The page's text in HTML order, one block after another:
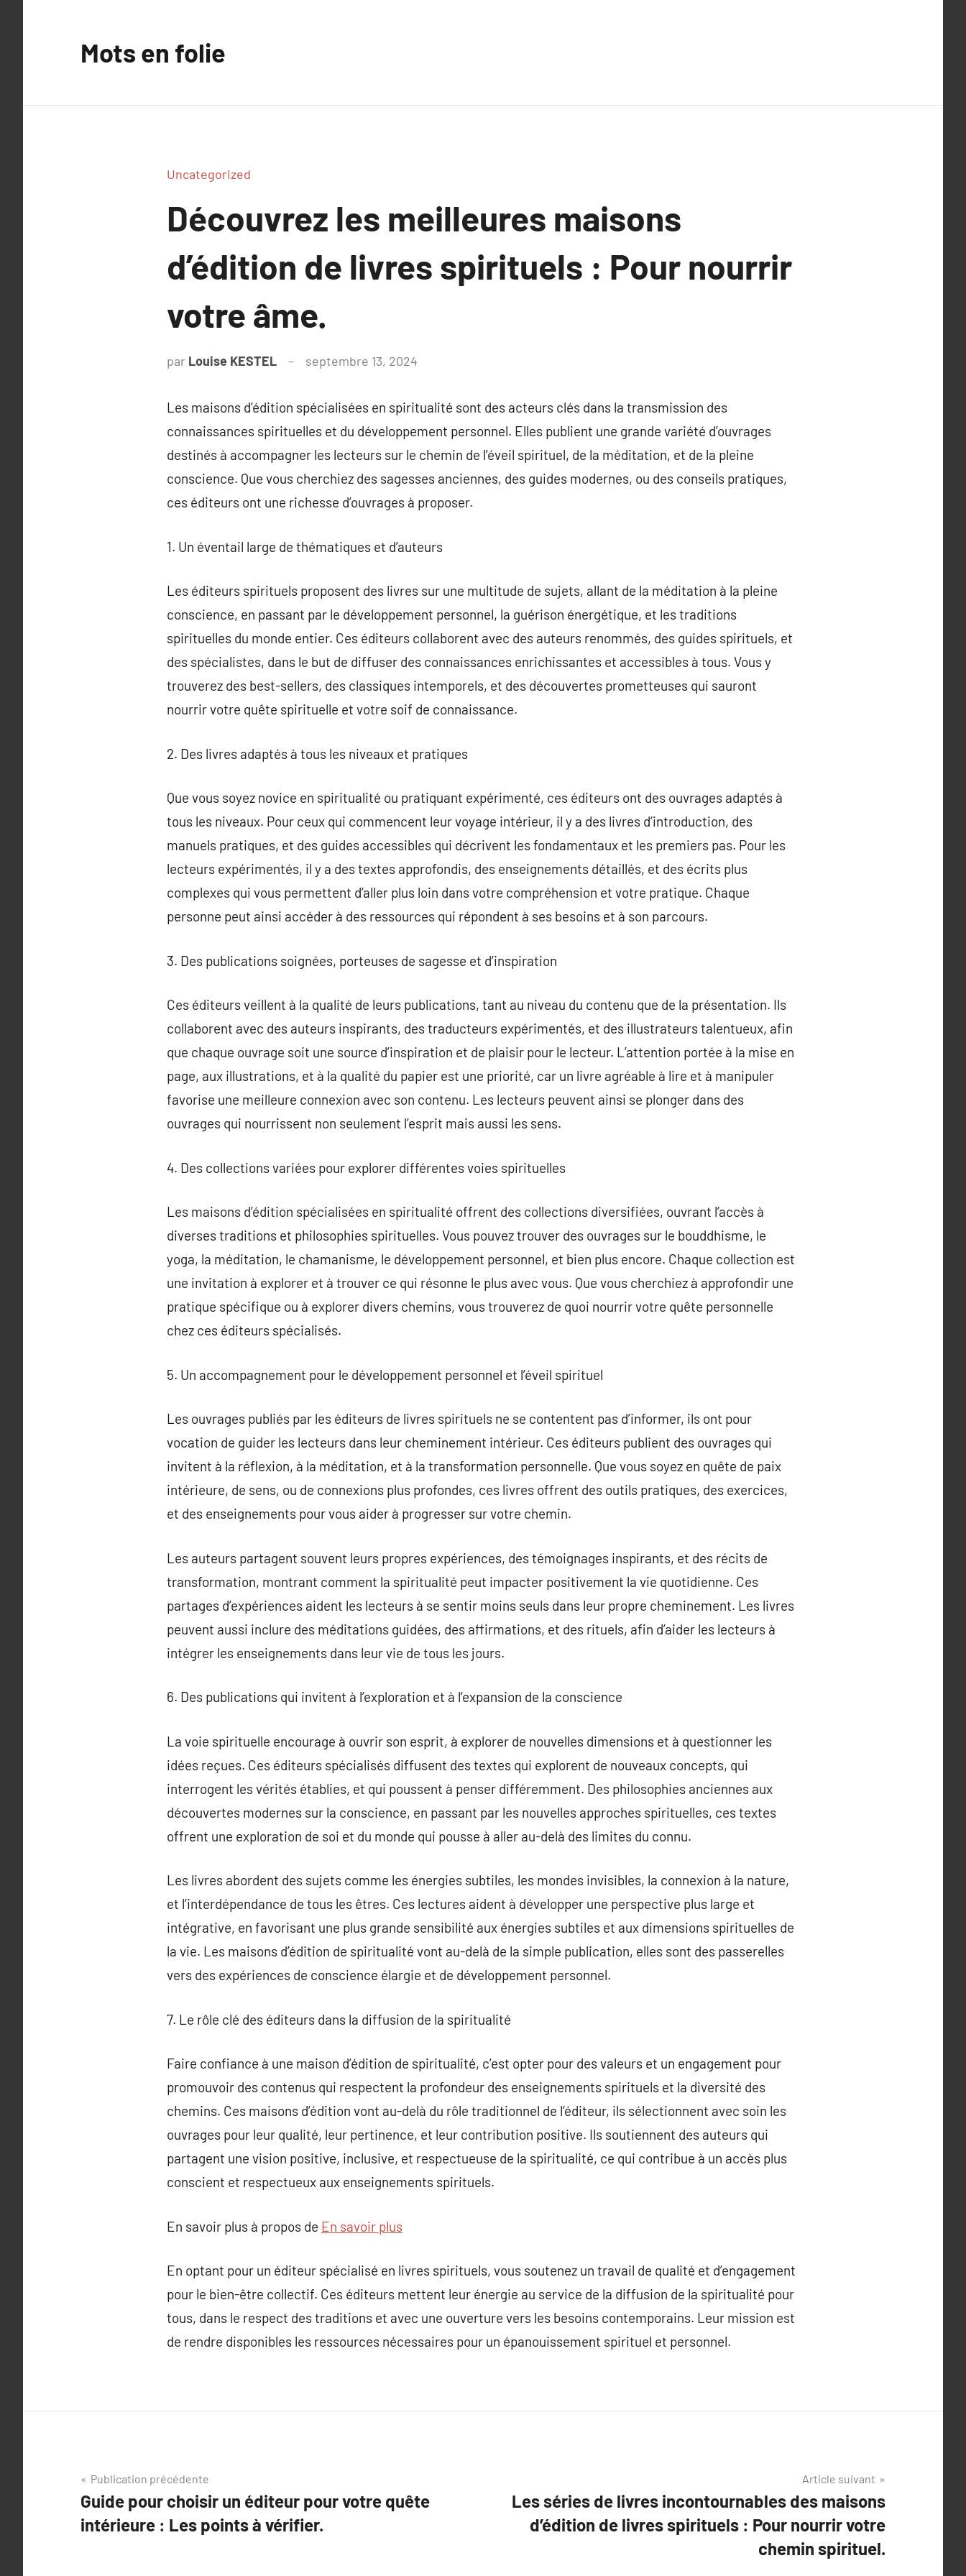
Mots en folie
Uncategorized
Découvrez les meilleures maisons
d’édition de livres spirituels : Pour nourrir
votre âme.
par Louise KESTEL septembre 13, 2024
Les maisons d’édition spécialisées en spiritualité sont des acteurs clés dans la transmission des
connaissances spirituelles et du développement personnel. Elles publient une grande variété d’ouvrages
destinés à accompagner les lecteurs sur le chemin de l’éveil spirituel, de la méditation, et de la pleine
conscience. Que vous cherchiez des sagesses anciennes, des guides modernes, ou des conseils pratiques,
ces éditeurs ont une richesse d’ouvrages à proposer.
1. Un éventail large de thématiques et d’auteurs
Les éditeurs spirituels proposent des livres sur une multitude de sujets, allant de la méditation à la pleine
conscience, en passant par le développement personnel, la guérison énergétique, et les traditions
spirituelles du monde entier. Ces éditeurs collaborent avec des auteurs renommés, des guides spirituels, et
des spécialistes, dans le but de diffuser des connaissances enrichissantes et accessibles à tous. Vous y
trouverez des best-sellers, des classiques intemporels, et des découvertes prometteuses qui sauront
nourrir votre quête spirituelle et votre soif de connaissance.
2. Des livres adaptés à tous les niveaux et pratiques
Que vous soyez novice en spiritualité ou pratiquant expérimenté, ces éditeurs ont des ouvrages adaptés à
tous les niveaux. Pour ceux qui commencent leur voyage intérieur, il y a des livres d’introduction, des
manuels pratiques, et des guides accessibles qui décrivent les fondamentaux et les premiers pas. Pour les
lecteurs expérimentés, il y a des textes approfondis, des enseignements détaillés, et des écrits plus
complexes qui vous permettent d’aller plus loin dans votre compréhension et votre pratique. Chaque
personne peut ainsi accéder à des ressources qui répondent à ses besoins et à son parcours.
3. Des publications soignées, porteuses de sagesse et d’inspiration
Ces éditeurs veillent à la qualité de leurs publications, tant au niveau du contenu que de la présentation. Ils
collaborent avec des auteurs inspirants, des traducteurs expérimentés, et des illustrateurs talentueux, afin
que chaque ouvrage soit une source d’inspiration et de plaisir pour le lecteur. L’attention portée à la mise en
page, aux illustrations, et à la qualité du papier est une priorité, car un livre agréable à lire et à manipuler
favorise une meilleure connexion avec son contenu. Les lecteurs peuvent ainsi se plonger dans des
ouvrages qui nourrissent non seulement l’esprit mais aussi les sens.
4. Des collections variées pour explorer différentes voies spirituelles
Les maisons d’édition spécialisées en spiritualité offrent des collections diversifiées, ouvrant l’accès à
diverses traditions et philosophies spirituelles. Vous pouvez trouver des ouvrages sur le bouddhisme, le
yoga, la méditation, le chamanisme, le développement personnel, et bien plus encore. Chaque collection est
une invitation à explorer et à trouver ce qui résonne le plus avec vous. Que vous cherchiez à approfondir une
pratique spécifique ou à explorer divers chemins, vous trouverez de quoi nourrir votre quête personnelle
chez ces éditeurs spécialisés.
5. Un accompagnement pour le développement personnel et l’éveil spirituel
Les ouvrages publiés par les éditeurs de livres spirituels ne se contentent pas d’informer, ils ont pour
vocation de guider les lecteurs dans leur cheminement intérieur. Ces éditeurs publient des ouvrages qui
invitent à la réflexion, à la méditation, et à la transformation personnelle. Que vous soyez en quête de paix
intérieure, de sens, ou de connexions plus profondes, ces livres offrent des outils pratiques, des exercices,
et des enseignements pour vous aider à progresser sur votre chemin.
Les auteurs partagent souvent leurs propres expériences, des témoignages inspirants, et des récits de
transformation, montrant comment la spiritualité peut impacter positivement la vie quotidienne. Ces
partages d’expériences aident les lecteurs à se sentir moins seuls dans leur propre cheminement. Les livres
peuvent aussi inclure des méditations guidées, des affirmations, et des rituels, afin d’aider les lecteurs à
intégrer les enseignements dans leur vie de tous les jours.
6. Des publications qui invitent à l’exploration et à l’expansion de la conscience
La voie spirituelle encourage à ouvrir son esprit, à explorer de nouvelles dimensions et à questionner les
idées reçues. Ces éditeurs spécialisés diffusent des textes qui explorent de nouveaux concepts, qui
interrogent les vérités établies, et qui poussent à penser différemment. Des philosophies anciennes aux
découvertes modernes sur la conscience, en passant par les nouvelles approches spirituelles, ces textes
offrent une exploration de soi et du monde qui pousse à aller au-delà des limites du connu.
Les livres abordent des sujets comme les énergies subtiles, les mondes invisibles, la connexion à la nature,
et l’interdépendance de tous les êtres. Ces lectures aident à développer une perspective plus large et
intégrative, en favorisant une plus grande sensibilité aux énergies subtiles et aux dimensions spirituelles de
la vie. Les maisons d’édition de spiritualité vont au-delà de la simple publication, elles sont des passerelles
vers des expériences de conscience élargie et de développement personnel.
7. Le rôle clé des éditeurs dans la diffusion de la spiritualité
Faire confiance à une maison d’édition de spiritualité, c’est opter pour des valeurs et un engagement pour
promouvoir des contenus qui respectent la profondeur des enseignements spirituels et la diversité des
chemins. Ces maisons d’édition vont au-delà du rôle traditionnel de l’éditeur, ils sélectionnent avec soin les
ouvrages pour leur qualité, leur pertinence, et leur contribution positive. Ils soutiennent des auteurs qui
partagent une vision positive, inclusive, et respectueuse de la spiritualité, ce qui contribue à un accès plus
conscient et respectueux aux enseignements spirituels.
En savoir plus à propos de En savoir plus
En optant pour un éditeur spécialisé en livres spirituels, vous soutenez un travail de qualité et d’engagement
pour le bien-être collectif. Ces éditeurs mettent leur énergie au service de la diffusion de la spiritualité pour
tous, dans le respect des traditions et avec une ouverture vers les besoins contemporains. Leur mission est
de rendre disponibles les ressources nécessaires pour un épanouissement spirituel et personnel.
Navigation
de
l’article
Publication précédente
Guide pour choisir un éditeur pour votre quête
intérieure : Les points à vérifier.
Article suivant
Les séries de livres incontournables des maisons
d’édition de livres spirituels : Pour nourrir votre
chemin spirituel.